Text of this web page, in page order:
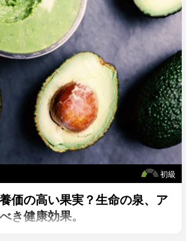
初級
価の高い果実？生命の泉、ア
き健康効果。